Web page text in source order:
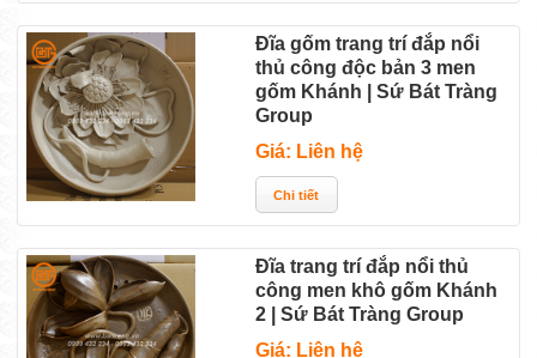
Đĩa gốm trang trí đắp nổi
thủ công độc bản 3 men
gốm Khánh | Sứ Bát Tràng
Group
Giá: Liên hệ
Đĩa trang trí đắp nổi thủ
công men khô gốm Khánh
2 | Sứ Bát Tràng Group
Giá: Liên hệ